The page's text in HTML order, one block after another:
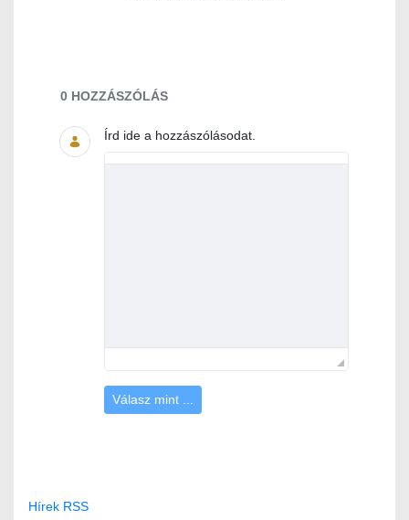
Dokumentumok és médiafájlok
0 HOZZÁSZÓLÁS
Írd ide a hozzászólásodat.
Válasz mint ...
Hírek RSS